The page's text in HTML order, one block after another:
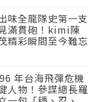
味全龍隊史第一支
滿貫砲！kimi陳
精彩瞬間至今難忘
年台海飛彈危機
人物！參謀總長羅